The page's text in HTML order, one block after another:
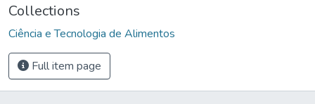
Collections
Ciência e Tecnologia de Alimentos
Full item page